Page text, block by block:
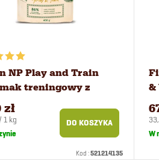
NP Play and Train
treningowy z
i wołowiną 400 g
zł
1 kg DO KOSZYKA
Kod :521214135
&
W